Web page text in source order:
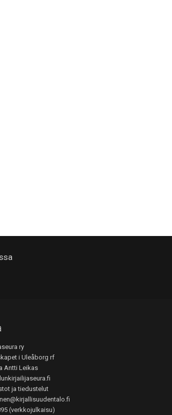
ry
i Uleåborg rf
Antti Leikas
ja tiedustelut
(verkkojulkaisu)